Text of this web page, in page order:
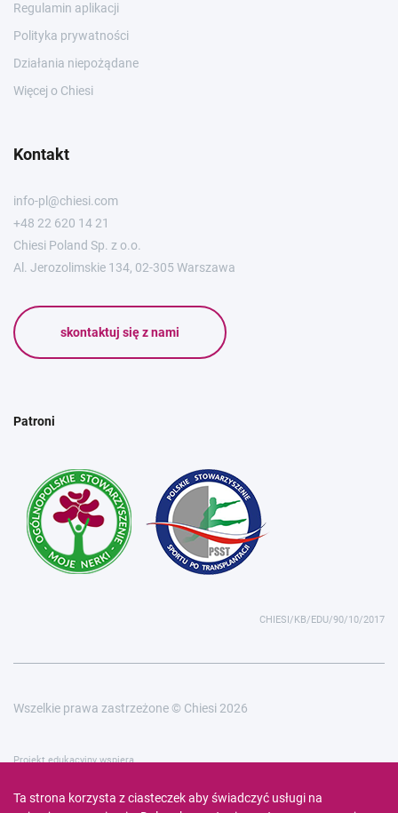
Regulamin aplikacji
Polityka prywatności
Działania niepożądane
Więcej o Chiesi
Kontakt
info-pl@chiesi.com
+48 22 620 14 21
Chiesi Poland Sp. z o.o.
Al. Jerozolimskie 134, 02-305 Warszawa
skontaktuj się z nami
Patroni
CHIESI/KB/EDU/90/10/2017
Wszelkie prawa zastrzeżone © Chiesi 2026
Projekt edukacyjny wspiera
Ta strona korzysta z ciasteczek aby świadczyć usługi na